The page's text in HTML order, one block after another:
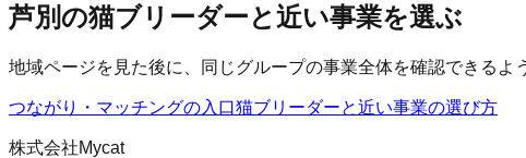
芦別の猫ブリーダーと近い事業を選ぶ
地域ページを見た後に、同じグループの事業全体を確認できるよ
つながり・マッチングの入口猫ブリーダーと近い事業の選び方
株式会社Mycat